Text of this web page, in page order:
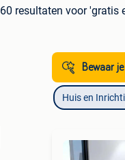
60 resultaten voor 'gratis
Bewaar
Huis en